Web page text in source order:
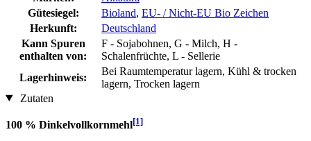
Gütesiegel:
Bioland, EU- / Nicht-EU Bio Zeichen
Herkunft:
Deutschland
Kann Spuren
enthalten von:
F - Sojabohnen, G - Milch, H -
Schalenfrüchte, L - Sellerie
Lagerhinweis:
Bei Raumtemperatur lagern, Kühl & trocken
lagern, Trocken lagern
Zutaten
100 % Dinkelvollkornmehl[1]